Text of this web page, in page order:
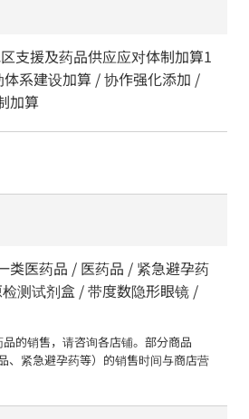
支援及药品供应应对体制加算1
系建设加算 / 协作强化添加 /
加算
类医药品 / 医药品 / 紧急避孕药
测试剂盒 / 带度数隐形眼镜 /
的销售，请咨询各店铺。部分商品
、紧急避孕药等）的销售时间与商店营